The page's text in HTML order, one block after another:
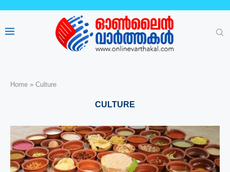
Home » Culture
CULTURE